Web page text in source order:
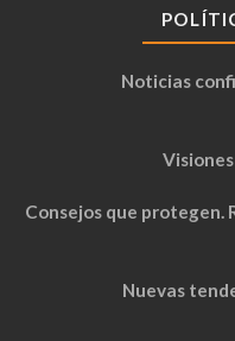
Noticias
Consejos que protegen.
Nuevas